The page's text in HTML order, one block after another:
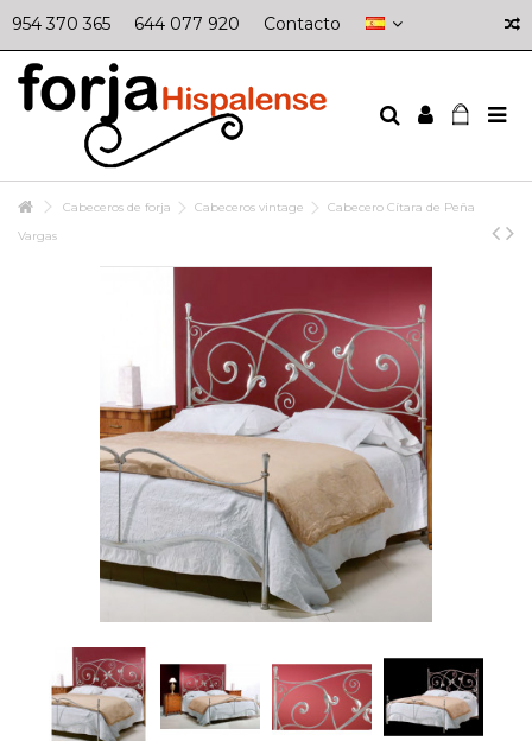
954 370 365 644 077 920 Contacto
Cabeceros de forja Cabeceros vintage
Cabecero Cítara de Peña
Vargas